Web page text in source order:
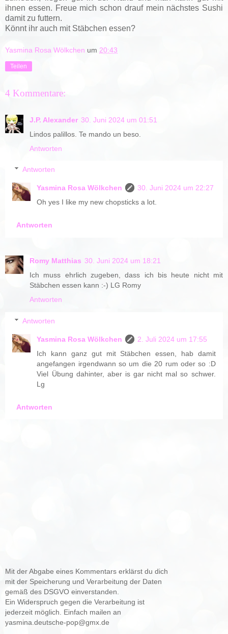
ihnen essen. Freue mich schon drauf mein nächstes Sushi
damit zu futtern.
Könnt ihr auch mit Stäbchen essen?
Yasmina Rosa Wölkchen um 20:43
Teilen
4 Kommentare:
J.P. Alexander 30. Juni 2024 um 01:51
Lindos palillos. Te mando un beso.
Antworten
Antworten
Yasmina Rosa Wölkchen
30. Juni 2024 um 22:27
Oh yes I like my new chopsticks a lot.
Antworten
Romy Matthias 30. Juni 2024 um 18:21
Ich muss ehrlich zugeben, dass ich bis heute nicht mit
Stäbchen essen kann :-) LG Romy
Antworten
Antworten
Yasmina Rosa Wölkchen
2. Juli 2024 um 17:55
Ich kann ganz gut mit Stäbchen essen, hab damit
angefangen irgendwann so um die 20 rum oder so :D
Viel Übung dahinter, aber is gar nicht mal so schwer.
Lg
Antworten
Mit der Abgabe eines Kommentars erklärst du dich
mit der Speicherung und Verarbeitung der Daten
gemäß des DSGVO einverstanden.
Ein Widerspruch gegen die Verarbeitung ist
jederzeit möglich. Einfach mailen an
yasmina.deutsche-pop@gmx.de